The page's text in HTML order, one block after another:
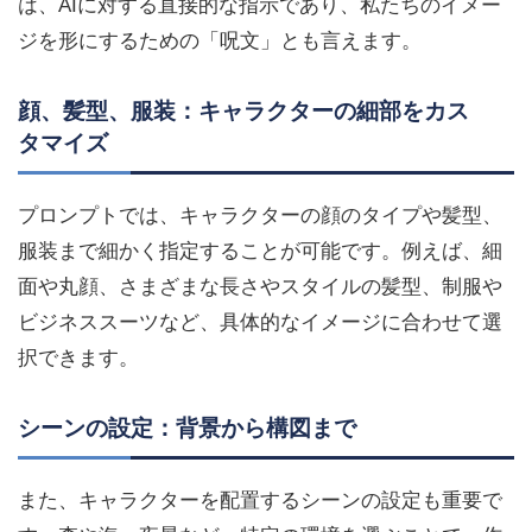
は、AIに対する直接的な指示であり、私たちのイメー
ジを形にするための「呪文」とも言えます。
顔、髪型、服装：キャラクターの細部をカス
タマイズ
プロンプトでは、キャラクターの顔のタイプや髪型、
服装まで細かく指定することが可能です。例えば、細
面や丸顔、さまざまな長さやスタイルの髪型、制服や
ビジネススーツなど、具体的なイメージに合わせて選
択できます。
シーンの設定：背景から構図まで
また、キャラクターを配置するシーンの設定も重要で